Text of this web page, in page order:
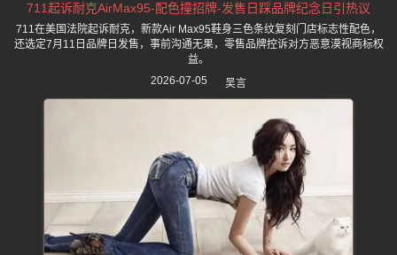
711起诉耐克AirMax95-配色撞招牌-发售日踩品牌纪念日引热议
711在美国法院起诉耐克，新款Air Max95鞋身三色条纹复刻门店标志性配色，
还选定7月11日品牌日发售，事前沟通无果，零售品牌控诉对方恶意漠视商标权
益。
2026-07-05
吴言